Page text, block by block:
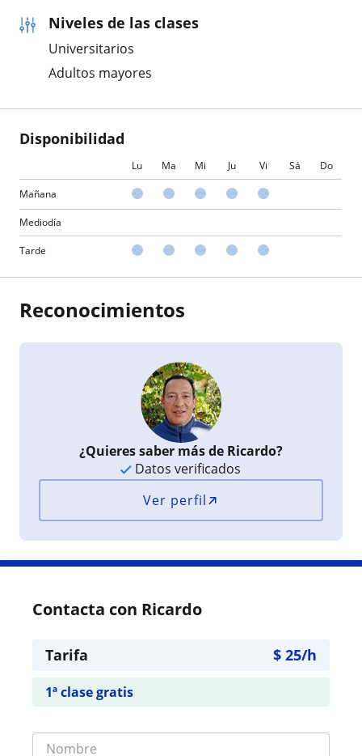
Niveles de las clases
Universitarios
Adultos mayores
Disponibilidad
Lu Ma Mi Ju Vi Sá Do
Mañana
Mediodía
Tarde
Reconocimientos
¿Quieres saber más de Ricardo?
Datos verificados
Ver perfil
Contacta con Ricardo
Tarifa $ 25/h
1ª clase gratis